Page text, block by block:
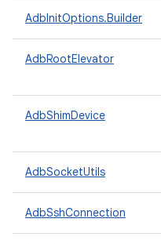
AdbInitOptions.Builder
AdbRootElevator
AdbShimDevice
AdbSocketUtils
AdbSshConnection